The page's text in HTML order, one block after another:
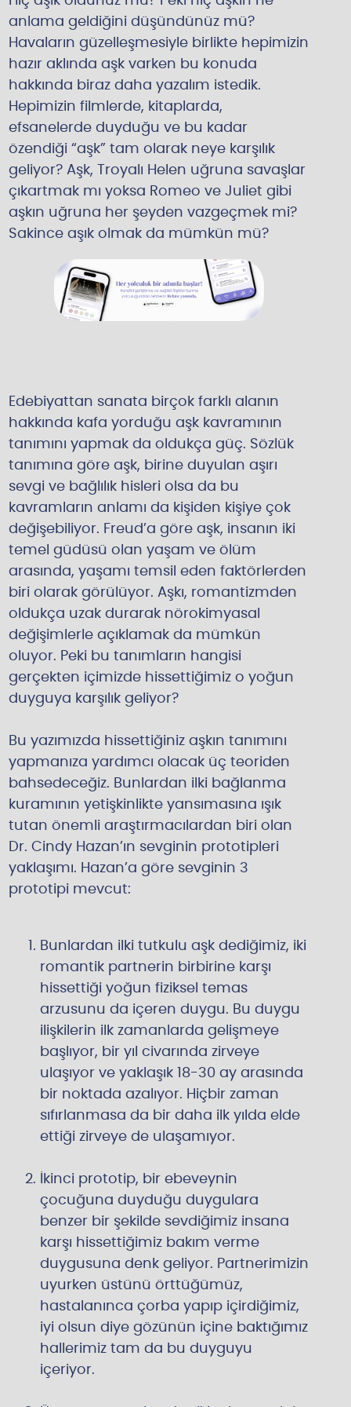
z
e
u
l
a
ş
ı
n
!
anlama geldiğini düşündünüz mü?
Havaların güzelleşmesiyle birlikte hepimizin
hazır aklında aşk varken bu konuda
hakkında biraz daha yazalım istedik.
Hepimizin filmlerde, kitaplarda,
efsanelerde duyduğu ve bu kadar
özendiği “aşk” tam olarak neye karşılık
geliyor? Aşk, Troyalı Helen uğruna savaşlar
çıkartmak mı yoksa Romeo ve Juliet gibi
aşkın uğruna her şeyden vazgeçmek mi?
Sakince aşık olmak da mümkün mü?
Edebiyattan sanata birçok farklı alanın
hakkında kafa yorduğu aşk kavramının
tanımını yapmak da oldukça güç. Sözlük
tanımına göre aşk, birine duyulan aşırı
sevgi ve bağlılık hisleri olsa da bu
kavramların anlamı da kişiden kişiye çok
değişebiliyor. Freud’a göre aşk, insanın iki
temel güdüsü olan yaşam ve ölüm
arasında, yaşamı temsil eden faktörlerden
biri olarak görülüyor. Aşkı, romantizmden
oldukça uzak durarak nörokimyasal
değişimlerle açıklamak da mümkün
oluyor. Peki bu tanımların hangisi
gerçekten içimizde hissettiğimiz o yoğun
duyguya karşılık geliyor?
Bu yazımızda hissettiğiniz aşkın tanımını
yapmanıza yardımcı olacak üç teoriden
bahsedeceğiz. Bunlardan ilki bağlanma
kuramının yetişkinlikte yansımasına ışık
tutan önemli araştırmacılardan biri olan
Dr. Cindy Hazan’ın sevginin prototipleri
yaklaşımı. Hazan’a göre sevginin 3
prototipi mevcut:
Bunlardan ilki tutkulu aşk dediğimiz, iki
romantik partnerin birbirine karşı
hissettiği yoğun fiziksel temas
arzusunu da içeren duygu. Bu duygu
ilişkilerin ilk zamanlarda gelişmeye
başlıyor, bir yıl civarında zirveye
ulaşıyor ve yaklaşık 18-30 ay arasında
bir noktada azalıyor. Hiçbir zaman
sıfırlanmasa da bir daha ilk yılda elde
ettiği zirveye de ulaşamıyor.
İkinci prototip, bir ebeveynin
çocuğuna duyduğu duygulara
benzer bir şekilde sevdiğimiz insana
karşı hissettiğimiz bakım verme
duygusuna denk geliyor. Partnerimizin
uyurken üstünü örttüğümüz,
hastalanınca çorba yapıp içirdiğimiz,
iyi olsun diye gözünün içine baktığımız
hallerimiz tam da bu duyguyu
içeriyor.